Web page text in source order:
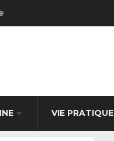
VIE PRATIQUE